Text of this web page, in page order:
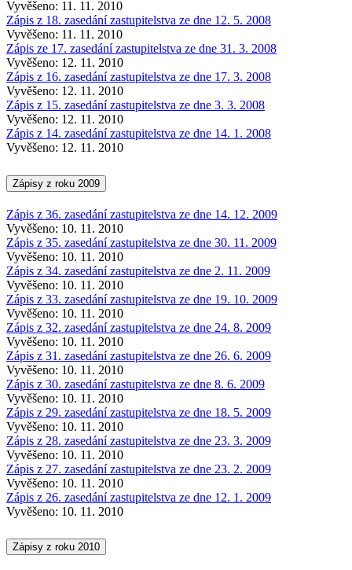
Vyvěšeno: 11. 11. 2010
Zápis z 18. zasedání zastupitelstva ze dne 12. 5. 2008
Vyvěšeno: 11. 11. 2010
Zápis ze 17. zasedání zastupitelstva ze dne 31. 3. 2008
Vyvěšeno: 12. 11. 2010
Zápis z 16. zasedání zastupitelstva ze dne 17. 3. 2008
Vyvěšeno: 12. 11. 2010
Zápis z 15. zasedání zastupitelstva ze dne 3. 3. 2008
Vyvěšeno: 12. 11. 2010
Zápis z 14. zasedání zastupitelstva ze dne 14. 1. 2008
Vyvěšeno: 12. 11. 2010
Zápisy z roku 2009
Zápis z 36. zasedání zastupitelstva ze dne 14. 12. 2009
Vyvěšeno: 10. 11. 2010
Zápis z 35. zasedání zastupitelstva ze dne 30. 11. 2009
Vyvěšeno: 10. 11. 2010
Zápis z 34. zasedání zastupitelstva ze dne 2. 11. 2009
Vyvěšeno: 10. 11. 2010
Zápis z 33. zasedání zastupitelstva ze dne 19. 10. 2009
Vyvěšeno: 10. 11. 2010
Zápis z 32. zasedání zastupitelstva ze dne 24. 8. 2009
Vyvěšeno: 10. 11. 2010
Zápis z 31. zasedání zastupitelstva ze dne 26. 6. 2009
Vyvěšeno: 10. 11. 2010
Zápis z 30. zasedání zastupitelstva ze dne 8. 6. 2009
Vyvěšeno: 10. 11. 2010
Zápis z 29. zasedání zastupitelstva ze dne 18. 5. 2009
Vyvěšeno: 10. 11. 2010
Zápis z 28. zasedání zastupitelstva ze dne 23. 3. 2009
Vyvěšeno: 10. 11. 2010
Zápis z 27. zasedání zastupitelstva ze dne 23. 2. 2009
Vyvěšeno: 10. 11. 2010
Zápis z 26. zasedání zastupitelstva ze dne 12. 1. 2009
Vyvěšeno: 10. 11. 2010
Zápisy z roku 2010